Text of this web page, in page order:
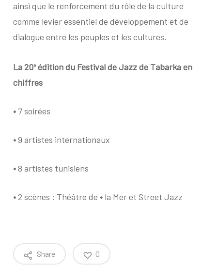
ainsi que le renforcement du rôle de la culture
comme levier essentiel de développement et de
dialogue entre les peuples et les cultures.
La 20eédition du Festival de Jazz de Tabarka en
chiffres
• 7 soirées
•9 artistes internationaux
•8 artistes tunisiens
•2 scènes : Théâtre de • la Mer et Street Jazz
Share 0